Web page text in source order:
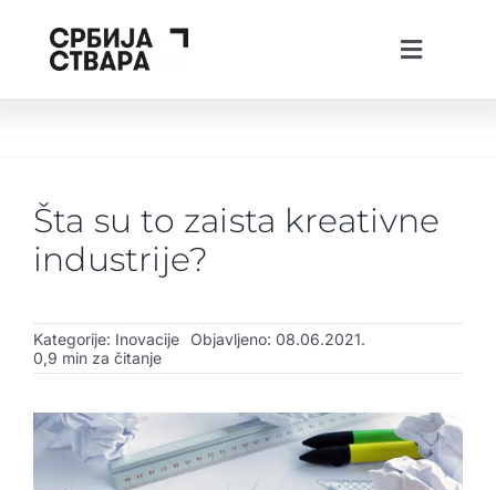
content
Toggle
lat
ћир
Projekti
Creative Tech Workshops
Stvaraj u Srbiji
Investiraj u Srbiji
Šta su to zaista kreativne
industrije?
Kategorije: Inovacije Objavljeno: 08.06.2021.
0,9 min za čitanje